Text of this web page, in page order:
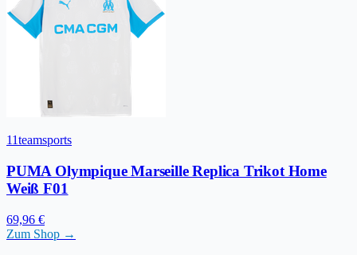
11teamsports
PUMA Olympique Marseille Replica Trikot Home
Weiß F01
69,96 €
Zum Shop →